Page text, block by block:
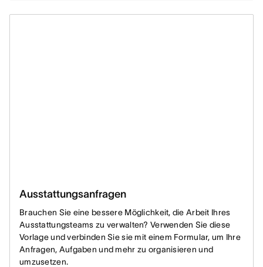
Ausstattungsanfragen
Brauchen Sie eine bessere Möglichkeit, die Arbeit Ihres
Ausstattungsteams zu verwalten? Verwenden Sie diese
Vorlage und verbinden Sie sie mit einem Formular, um Ihre
Anfragen, Aufgaben und mehr zu organisieren und
umzusetzen.